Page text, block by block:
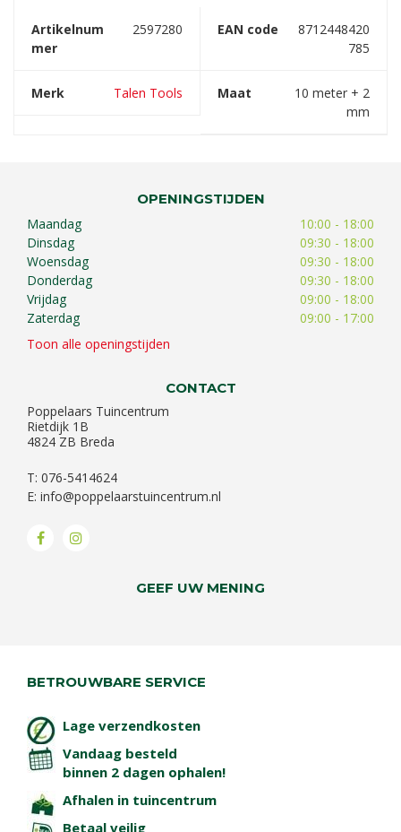
Artikelnum
mer
2597280 EAN code
8712448420
785
Merk Talen Tools Maat
10 meter + 2
mm
OPENINGSTIJDEN
Maandag
10:00 - 18:00
Dinsdag
09:30 - 18:00
Woensdag
09:30 - 18:00
Donderdag
09:30 - 18:00
Vrijdag
09:00 - 18:00
Zaterdag
09:00 - 17:00
Toon alle openingstijden
CONTACT
Poppelaars Tuincentrum
Rietdijk 1B
4824 ZB Breda
T: 076-5414624
E: info@poppelaarstuincentrum.nl
GEEF UW MENING
BETROUWBARE SERVICE
Lage verzendkosten
Vandaag besteld
binnen 2 dagen ophalen!
Afhalen in tuincentrum
Betaal veilig